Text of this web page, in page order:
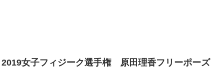
2019女子フィジーク選手権 原田理香フリーポーズ